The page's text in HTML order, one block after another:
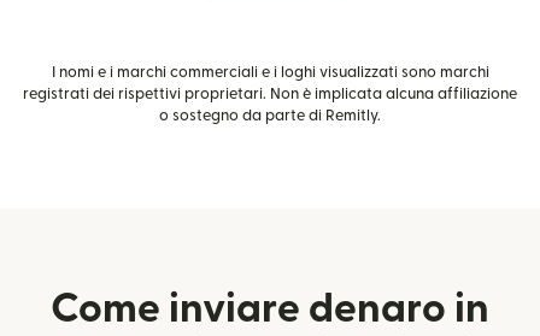
I nomi e i marchi commerciali e i loghi visualizzati sono marchi
registrati dei rispettivi proprietari. Non è implicata alcuna affiliazione
o sostegno da parte di Remitly.
Come inviare denaro in